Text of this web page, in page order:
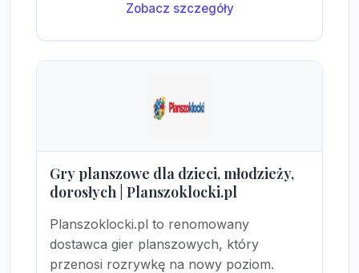
Zobacz szczegóły
Gry planszowe dla dzieci, młodzieży,
dorosłych | Planszoklocki.pl
Planszoklocki.pl to renomowany
dostawca gier planszowych, który
przenosi rozrywkę na nowy poziom.